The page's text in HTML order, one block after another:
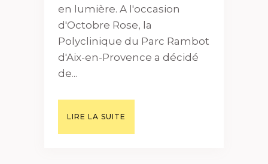
en lumière. A l'occasion
d'Octobre Rose, la
Polyclinique du Parc Rambot
d'Aix-en-Provence a décidé
de...
LIRE LA SUITE